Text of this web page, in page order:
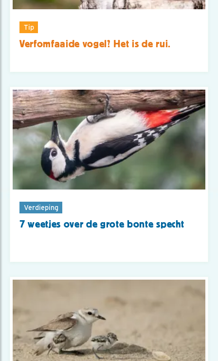
Tip
Verfomfaaide vogel? Het is de rui.
Verdieping
7 weetjes over de grote bonte specht